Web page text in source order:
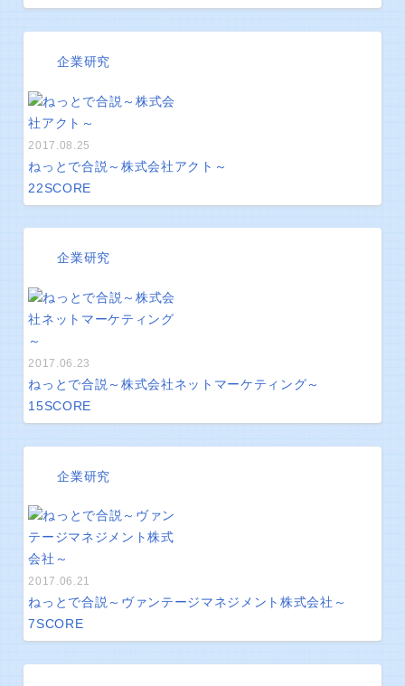
企業研究
2017.08.25
ねっとで合説～株式会社アクト～
22SCORE
企業研究
2017.06.23
ねっとで合説～株式会社ネットマーケティング～
15SCORE
企業研究
2017.06.21
ねっとで合説～ヴァンテージマネジメント株式会社～
7SCORE